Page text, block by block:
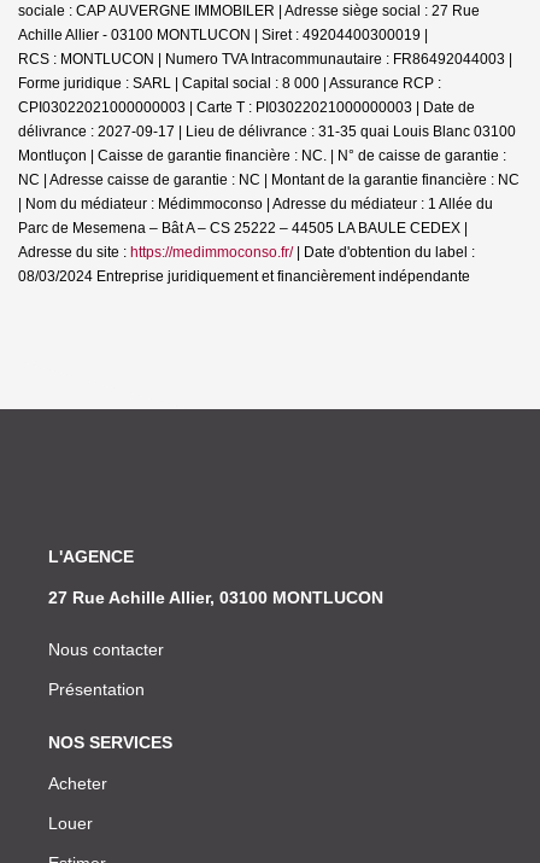
sociale : CAP AUVERGNE IMMOBILER | Adresse siège social : 27 Rue
Achille Allier - 03100 MONTLUCON | Siret : 49204400300019 |
RCS : MONTLUCON | Numero TVA Intracommunautaire : FR86492044003 |
Forme juridique : SARL | Capital social : 8 000 | Assurance RCP :
CPI03022021000000003 | Carte T : PI03022021000000003 | Date de
délivrance : 2027-09-17 | Lieu de délivrance : 31-35 quai Louis Blanc 03100
Montluçon | Caisse de garantie financière : NC. | N° de caisse de garantie :
NC | Adresse caisse de garantie : NC | Montant de la garantie financière : NC
| Nom du médiateur : Médimmoconso | Adresse du médiateur : 1 Allée du
Parc de Mesemena – Bât A – CS 25222 – 44505 LA BAULE CEDEX |
Adresse du site : https://medimmoconso.fr/| Date d'obtention du label :
08/03/2024 Entreprise juridiquement et financièrement indépendante
L'AGENCE
27 Rue Achille Allier, 03100 MONTLUCON
Nous contacter
Présentation
NOS SERVICES
Acheter
Louer